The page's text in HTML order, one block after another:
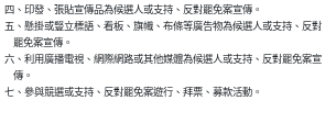
四、印發、張貼宣傳品為候選人或支持、反對罷免案宣傳。
五、懸掛或豎立標語、看板、旗幟、布條等廣告物為候選人或支持、反對
    罷免案宣傳。
六、利用廣播電視、網際網路或其他媒體為候選人或支持、反對罷免案宣
    傳。
七、參與競選或支持、反對罷免案遊行、拜票、募款活動。